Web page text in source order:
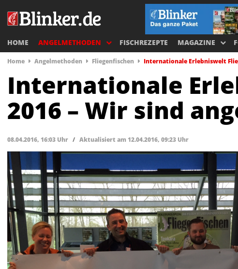
HOME ANGELMETHODEN FISCHREZEPTE MAGAZINE
Home Angelmethoden Fliegenfischen Internationale Erlebniswelt
Internationale
2016 – Wir sind
08.04.2016, 16:03 Uhr / Aktualisiert am 12.04.2016, 09:23 Uhr